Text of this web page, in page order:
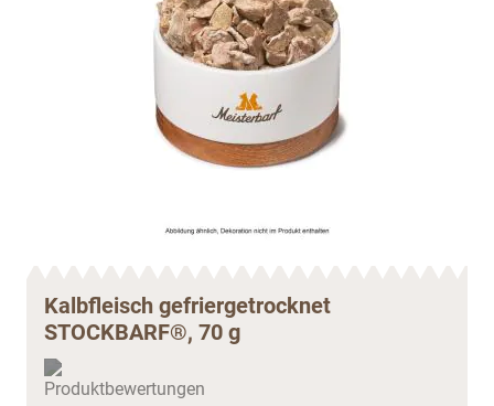
Kalbfleisch gefriergetrocknet
STOCKBARF®, 70 g